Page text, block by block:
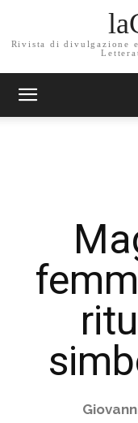
Rivista di divulgazione